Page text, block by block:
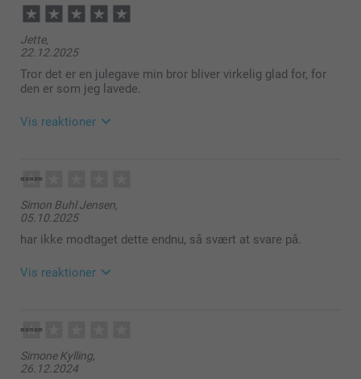
Jette,
22.12.2025
Tror det er en julegave min bror bliver virkelig glad for, for
den er som jeg lavede.
Vis reaktioner
Hej Jette
Tusind tak for din anmeldelse!
Dejligt at høre, at du er tilfreds med dit krus.
Simon Buhl Jensen,
05.10.2025
har ikke modtaget dette endnu, så svært at svare på.
Vis reaktioner
Tak for din anmeldelse.
Simone Kylling,
26.12.2024